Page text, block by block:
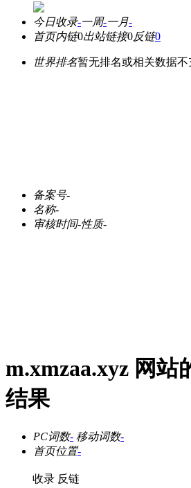
今日收录-一周-一月-
首页内链0出站链接0反链0
世界排名暂无排名或相关数据不
备案号-
名称-
审核时间-性质-
m.xmzaa.xyz 网站
结果
PC词数- 移动词数-
首页位置-
收录 反链